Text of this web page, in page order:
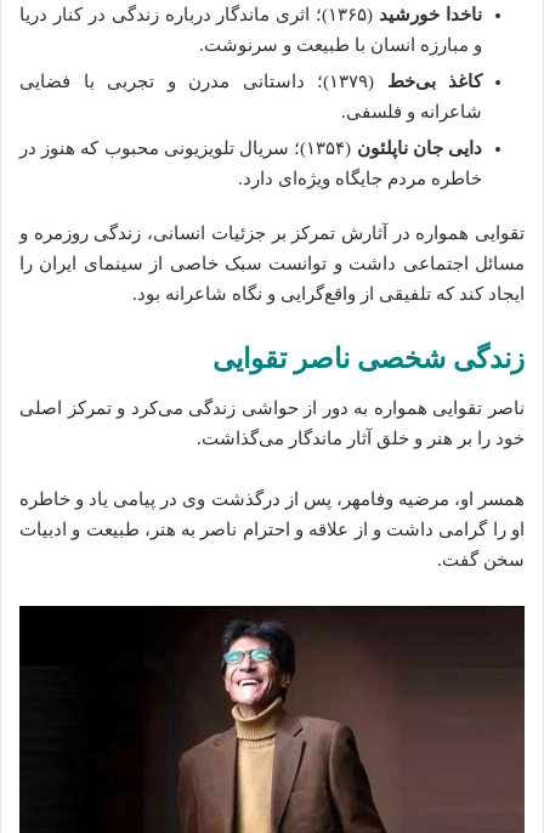
ناخدا خورشید
(۱۳۶۵)؛ اثری ماندگار درباره زندگی در کنار دریا
و مبارزه انسان با طبیعت و سرنوشت.
کاغذ بی‌خط
(۱۳۷۹)؛ داستانی مدرن و تجربی با فضایی
شاعرانه و فلسفی.
دایی جان ناپلئون
(۱۳۵۴)؛ سریال تلویزیونی محبوب که هنوز در
خاطره مردم جایگاه ویژه‌ای دارد.
تقوایی همواره در آثارش تمرکز بر جزئیات انسانی، زندگی روزمره و
مسائل اجتماعی داشت و توانست سبک خاصی از سینمای ایران را
ایجاد کند که تلفیقی از واقع‌گرایی و نگاه شاعرانه بود.
زندگی شخصی ناصر تقوایی
ناصر تقوایی همواره به دور از حواشی زندگی می‌کرد و تمرکز اصلی
خود را بر هنر و خلق آثار ماندگار می‌گذاشت.
همسر او، مرضیه وفامهر، پس از درگذشت وی در پیامی یاد و خاطره
او را گرامی داشت و از علاقه و احترام ناصر به هنر، طبیعت و ادبیات
سخن گفت.